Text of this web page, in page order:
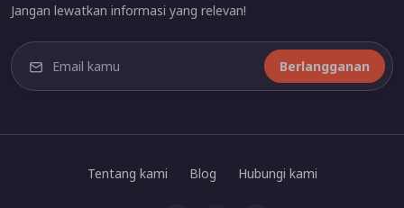
Jangan lewatkan informasi yang relevan!
Berlangganan
Tentang kami Blog Hubungi kami